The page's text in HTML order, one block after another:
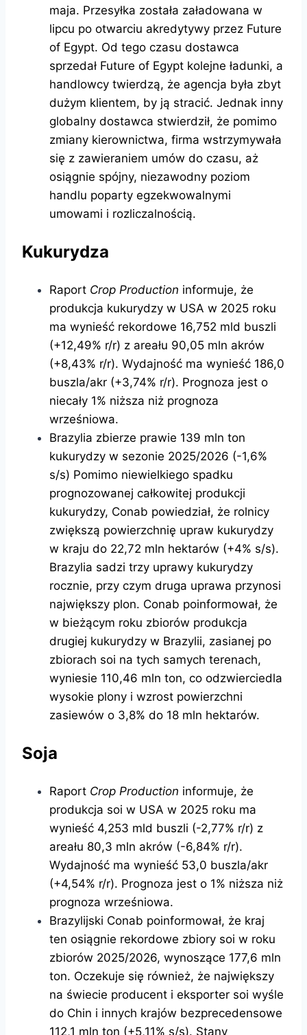
maja. Przesyłka została załadowana w
lipcu po otwarciu akredytywy przez Future
of Egypt. Od tego czasu dostawca
sprzedał Future of Egypt kolejne ładunki, a
handlowcy twierdzą, że agencja była zbyt
dużym klientem, by ją stracić. Jednak inny
globalny dostawca stwierdził, że pomimo
zmiany kierownictwa, firma wstrzymywała
się z zawieraniem umów do czasu, aż
osiągnie spójny, niezawodny poziom
handlu poparty egzekwowalnymi
umowami i rozliczalnością.
Kukurydza
Raport Crop Production informuje, że
produkcja kukurydzy w USA w 2025 roku
ma wynieść rekordowe 16,752 mld buszli
(+12,49% r/r) z areału 90,05 mln akrów
(+8,43% r/r). Wydajność ma wynieść 186,0
buszla/akr (+3,74% r/r). Prognoza jest o
niecały 1% niższa niż prognoza
wrześniowa.
Brazylia zbierze prawie 139 mln ton
kukurydzy w sezonie 2025/2026 (-1,6%
s/s) Pomimo niewielkiego spadku
prognozowanej całkowitej produkcji
kukurydzy, Conab powiedział, że rolnicy
zwiększą powierzchnię upraw kukurydzy
w kraju do 22,72 mln hektarów (+4% s/s).
Brazylia sadzi trzy uprawy kukurydzy
rocznie, przy czym druga uprawa przynosi
największy plon. Conab poinformował, że
w bieżącym roku zbiorów produkcja
drugiej kukurydzy w Brazylii, zasianej po
zbiorach soi na tych samych terenach,
wyniesie 110,46 mln ton, co odzwierciedla
wysokie plony i wzrost powierzchni
zasiewów o 3,8% do 18 mln hektarów.
Soja
Raport Crop Production informuje, że
produkcja soi w USA w 2025 roku ma
wynieść 4,253 mld buszli (-2,77% r/r) z
areału 80,3 mln akrów (-6,84% r/r).
Wydajność ma wynieść 53,0 buszla/akr
(+4,54% r/r). Prognoza jest o 1% niższa niż
prognoza wrześniowa.
Brazylijski Conab poinformował, że kraj
ten osiągnie rekordowe zbiory soi w roku
zbiorów 2025/2026, wynoszące 177,6 mln
ton. Oczekuje się również, że największy
na świecie producent i eksporter soi wyśle
​​do Chin i innych krajów bezprecedensowe
112,1 mln ton (+5,11% s/s). Stany